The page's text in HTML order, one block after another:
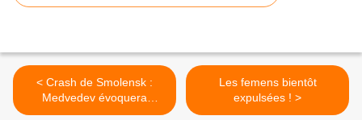
< Crash de Smolensk :
Medvedev évoquera
l'enquête en Pologne
Les femens bientôt
expulsées ! >